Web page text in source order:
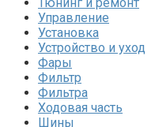
Управление
Установка
Устройство и уход
Фары
Фильтр
Фильтра
Ходовая часть
Шины